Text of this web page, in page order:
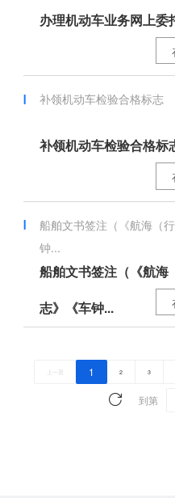
办理机动车业务网上委
补领机动车检验合格标志
补领机动车检验合格标
船舶文书签注（《航海（
钟...
船舶文书签注（《航海
志》《车钟...
上一页 1 2 3
到第